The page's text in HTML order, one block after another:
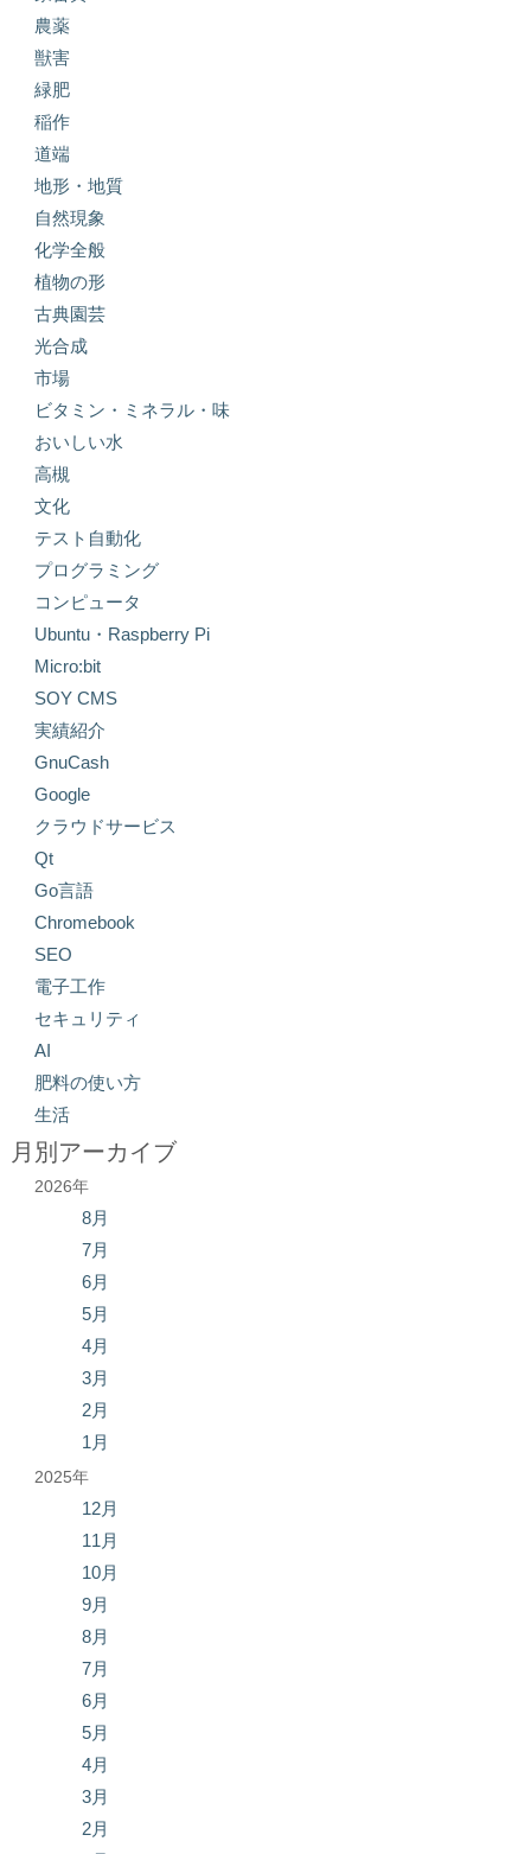
農薬
獣害
緑肥
稲作
道端
地形・地質
自然現象
化学全般
植物の形
古典園芸
光合成
市場
ビタミン・ミネラル・味
おいしい水
高槻
文化
テスト自動化
プログラミング
コンピュータ
Ubuntu・Raspberry Pi
Micro:bit
SOY CMS
実績紹介
GnuCash
Google
クラウドサービス
Qt
Go言語
Chromebook
SEO
電子工作
セキュリティ
AI
肥料の使い方
生活
月別アーカイブ
2026年
8月
7月
6月
5月
4月
3月
2月
1月
2025年
12月
11月
10月
9月
8月
7月
6月
5月
4月
3月
2月